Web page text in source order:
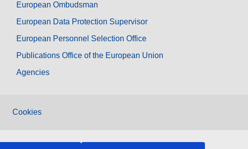
European Ombudsman
European Data Protection Supervisor
European Personnel Selection Office
Publications Office of the European Union
Agencies
Cookies